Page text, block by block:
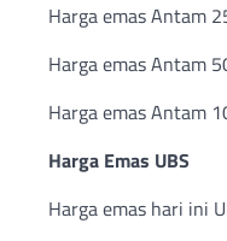
Harga emas Antam
Harga emas Antam
Harga emas Antam
Harga Emas UBS
Harga emas hari ini